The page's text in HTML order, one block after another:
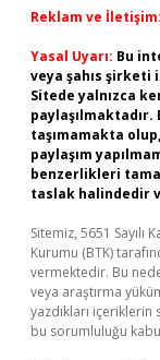
Reklam ve İletişim:
Yasal Uyarı: Bu
veya şahıs şirketi
Sitede yalnızca
taşımamakta
paylaşım
benzerlikleri
taslak halindedir
Sitemiz, 5651
Kurumu (BTK)
vermektedir. Bu
veya araştırma
yazdıkları
bu sorumluluğu